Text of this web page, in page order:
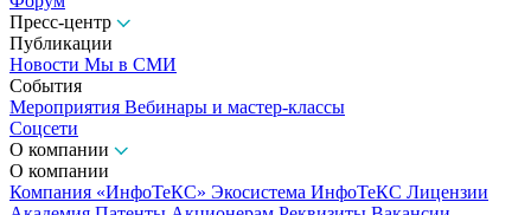
Пресс-центр
Публикации
Новости Мы в СМИ
События
Мероприятия Вебинары и мастер-классы
Соцсети
О компании
О компании
Компания «ИнфоТеКС» Экосистема ИнфоТеКС Лицензии